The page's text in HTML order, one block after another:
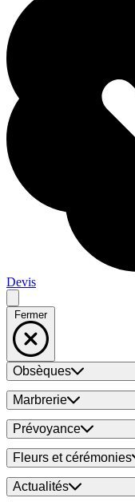
Devis
Fermer
Obsèques
Marbrerie
Prévoyance
Fleurs et cérémonies
Actualités